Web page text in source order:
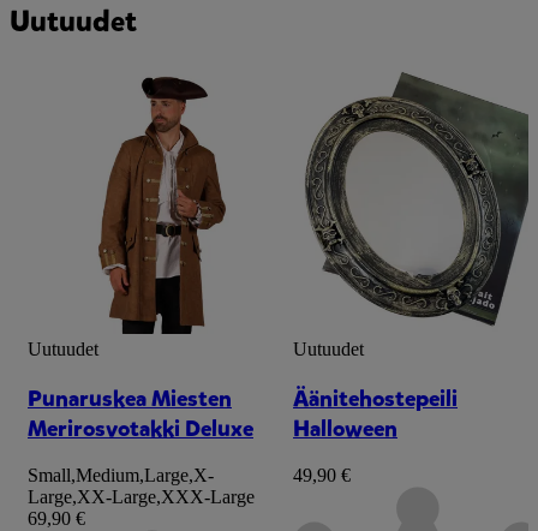
Uutuudet
Uutuudet
Punaruskea Miesten
Merirosvotakki Deluxe
Small,Medium,Large,X-
Large,XX-Large,XXX-Large
69,90 €
Uutuudet
Äänitehostepeili
Halloween
49,90 €